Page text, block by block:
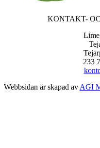
KONTAKT-
233
Webbsidan är skapad av AGI